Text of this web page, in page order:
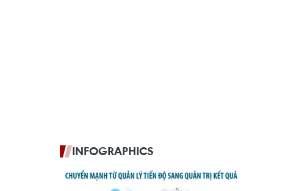
INFOGRAPHICS